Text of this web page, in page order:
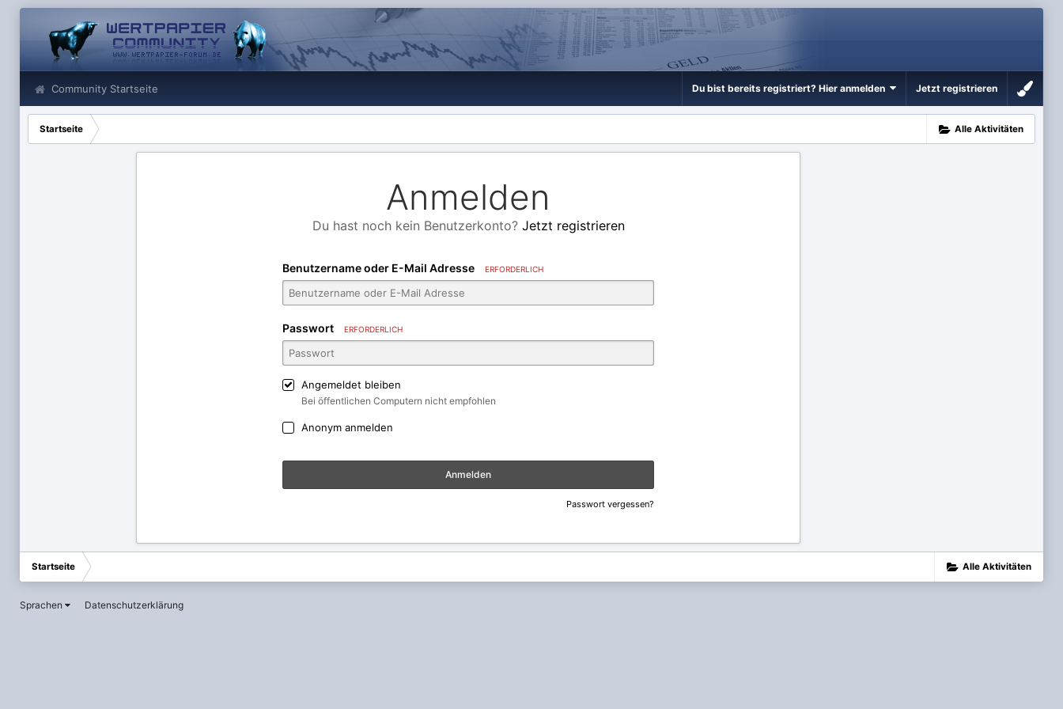
Community Startseite Du bist bereits registriert? Hier anmelden Jetzt registrieren
Alle Aktivitäten
Startseite
Anmelden
Du hast noch kein Benutzerkonto? Jetzt registrieren
Benutzername oder E-Mail Adresse ERFORDERLICH
Passwort ERFORDERLICH
Angemeldet bleiben
Bei öffentlichen Computern nicht empfohlen
Anonym anmelden
Anmelden
Passwort vergessen?
Alle Aktivitäten
Startseite
Sprachen Datenschutzerklärung